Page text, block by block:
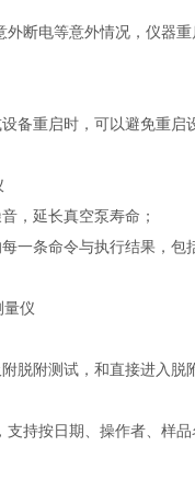
断电等意外情况，仪器
备重启时，可以避免重启
，延长真空泵寿命；
一条命令与执行结果，包
量仪
脱附测试，和直接进入脱
持按日期、操作者、样